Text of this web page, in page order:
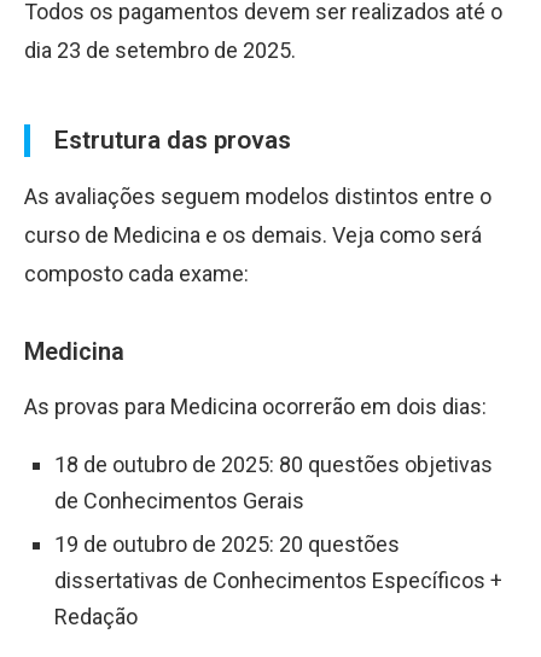
Todos os pagamentos devem ser realizados até o
dia 23 de setembro de 2025.
Estrutura das provas
As avaliações seguem modelos distintos entre o
curso de Medicina e os demais. Veja como será
composto cada exame:
Medicina
As provas para Medicina ocorrerão em dois dias:
18 de outubro de 2025: 80 questões objetivas
de Conhecimentos Gerais
19 de outubro de 2025: 20 questões
dissertativas de Conhecimentos Específicos +
Redação